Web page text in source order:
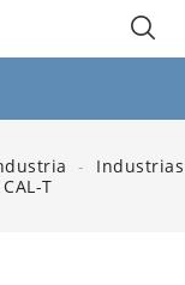
Industrias
T